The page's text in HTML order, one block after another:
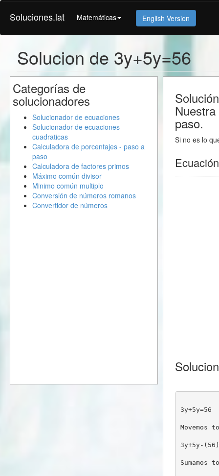
Soluciones.lat Matemáticas English Version
Solucion de 3y+5y=56
paso.
Si no es lo
3y+5y=56
3y+5y-
Categorías de
solucionadores
Solucionador de ecuaciones
Solucionador de ecuaciones
cuadraticas
Calculadora de porcentajes - paso a
paso
Calculadora de factores primos
Máximo común divisor
Minimo común multiplo
Conversión de números romanos
Convertidor de números